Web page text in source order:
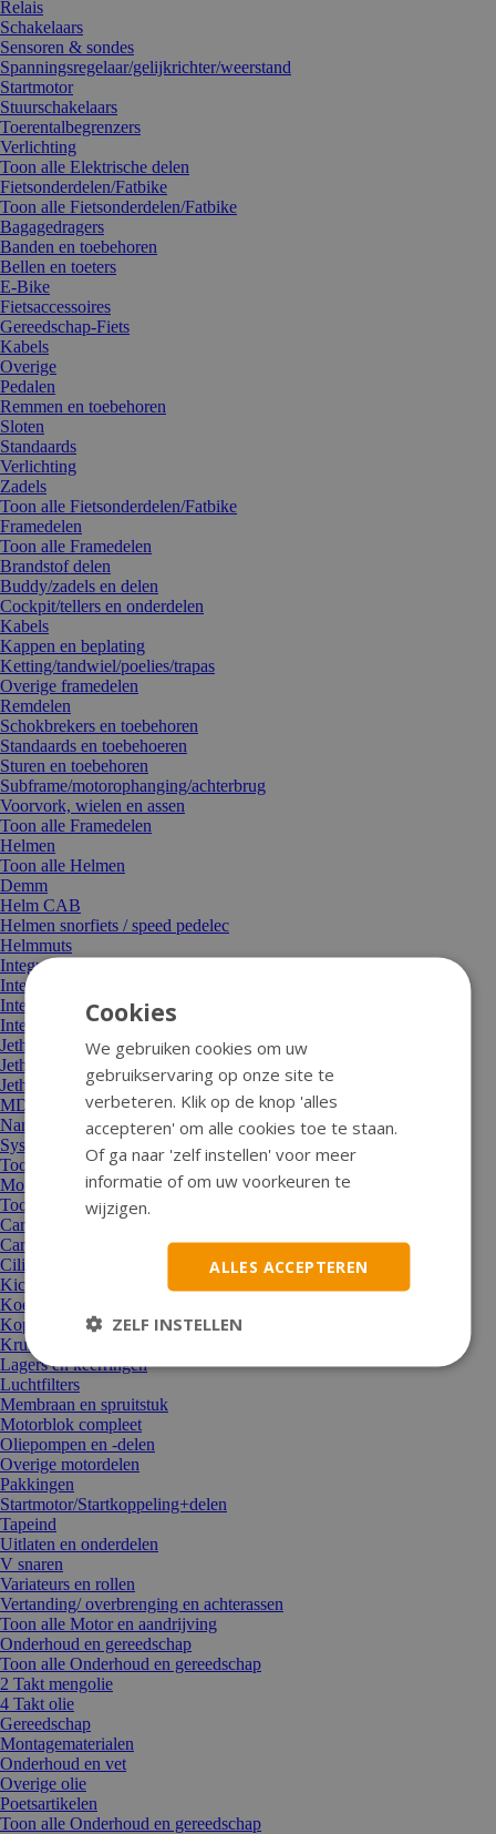
Relais
Schakelaars
Sensoren & sondes
Spanningsregelaar/gelijkrichter/weerstand
Startmotor
Stuurschakelaars
Toerentalbegrenzers
Verlichting
Toon alle Elektrische delen
Fietsonderdelen/Fatbike
Toon alle Fietsonderdelen/Fatbike
Bagagedragers
Banden en toebehoren
Bellen en toeters
E-Bike
Fietsaccessoires
Gereedschap-Fiets
Kabels
Overige
Pedalen
Remmen en toebehoren
Sloten
Standaards
Verlichting
Zadels
Toon alle Fietsonderdelen/Fatbike
Framedelen
Toon alle Framedelen
Brandstof delen
Buddy/zadels en delen
Cockpit/tellers en onderdelen
Kabels
Kappen en beplating
Ketting/tandwiel/poelies/trapas
Overige framedelen
Remdelen
Schokbrekers en toebehoren
Standaards en toebehoeren
Sturen en toebehoren
Subframe/motorophanging/achterbrug
Voorvork, wielen en assen
Toon alle Framedelen
Helmen
Toon alle Helmen
Demm
Helm CAB
Helmen snorfiets / speed pedelec
Helmmuts
Integraal helmen MT
Integraal helmen SMK
Integraal helmen Tornado
Integraal helmen Vito
Jethelm Tucano
Jethelmen Lem
Jethelmen MT
MDS-onderdelen
Nano-vizier
Systeemhelm Roof
Toon alle Helmen
Motor en aandrijving
Toon alle Motor en aandrijving
Carburateur/sproeier/choke
Carterdeksel
Cilinders, koppen, zuigers
Kickstarters en onderdelen
Koeling/thermostaat/waterpomp
Koppelingen en delen
Krukassen + moeren
Lagers en keerringen
Luchtfilters
Membraan en spruitstuk
Motorblok compleet
Oliepompen en -delen
Overige motordelen
Pakkingen
Startmotor/Startkoppeling+delen
Tapeind
Uitlaten en onderdelen
V snaren
Variateurs en rollen
Vertanding/ overbrenging en achterassen
Toon alle Motor en aandrijving
Onderhoud en gereedschap
Toon alle Onderhoud en gereedschap
2 Takt mengolie
4 Takt olie
Gereedschap
Montagematerialen
Onderhoud en vet
Overige olie
Poetsartikelen
Toon alle Onderhoud en gereedschap
Cookies
We gebruiken cookies om uw
gebruikservaring op onze site te
verbeteren. Klik op de knop 'alles
accepteren' om alle cookies toe te staan.
Of ga naar 'zelf instellen' voor meer
informatie of om uw voorkeuren te
wijzigen.
ALLES ACCEPTEREN
ZELF INSTELLEN